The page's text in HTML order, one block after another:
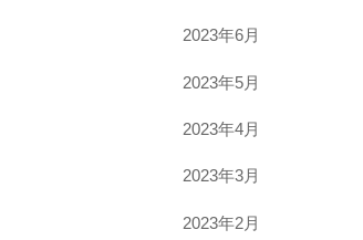
2023年6月
2023年5月
2023年4月
2023年3月
2023年2月